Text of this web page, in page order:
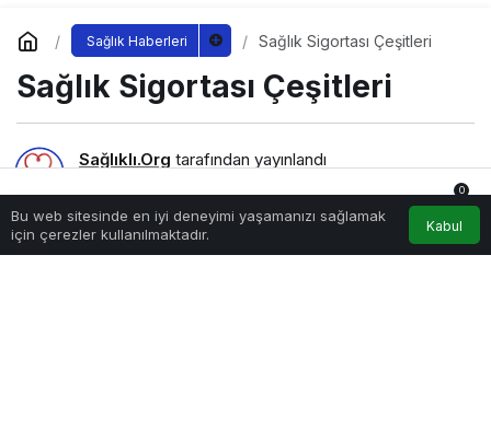
Sağlık Haberleri Sağlık Sigortası Çeşitleri
Sağlık Sigortası Çeşitleri
Sağlıklı.Org tarafından yayınlandı
Bu web sitesinde en iyi deneyimi yaşamanızı sağlamak
için çerezler kullanılmaktadır.
Kabul
Anasayfa Akış Hesabım Bildirimler
0